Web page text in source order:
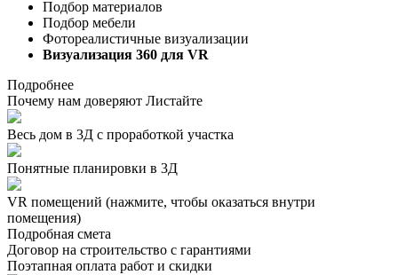
Подбор материалов
Подбор мебели
Фотореалистичные визуализации
Визуализация 360 для VR
Подробнее
Почему нам доверяют Листайте
Весь дом в 3Д с проработкой участка
Понятные планировки в 3Д
VR помещений (нажмите, чтобы оказаться внутри
помещения)
Подробная смета
Договор на строительство с гарантиями
Поэтапная оплата работ и скидки